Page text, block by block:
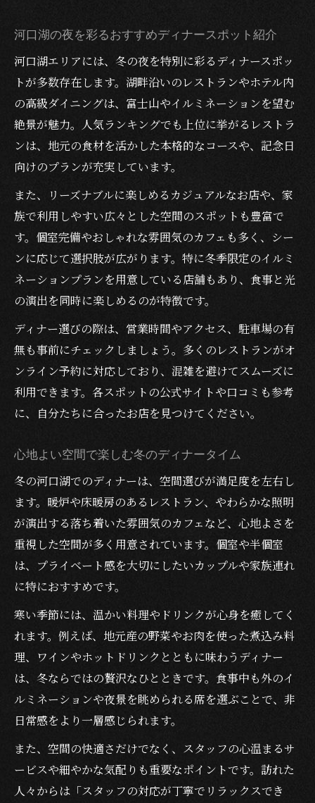
河口湖の夜を彩るおすすめディナースポット紹介
河口湖エリアには、冬の夜を特別に彩るディナースポッ
トが多数存在します。湖畔沿いのレストランやホテル内
の高級ダイニングは、富士山やイルミネーションを望む
絶景が魅力。人気ランキングでも上位に挙がるレストラ
ンは、地元の食材を活かした本格的なコースや、記念日
向けのプランが充実しています。
また、リーズナブルに楽しめるカジュアルなお店や、家
族で利用しやすい広々とした空間のスポットも豊富で
す。個室完備やおしゃれな雰囲気のカフェも多く、シー
ンに応じて選択肢が広がります。特に冬季限定のイルミ
ネーションプランを用意している店舗もあり、食事と光
の演出を同時に楽しめるのが特徴です。
ディナー選びの際は、営業時間やアクセス、駐車場の有
無も事前にチェックしましょう。多くのレストランがオ
ンライン予約に対応しており、混雑を避けてスムーズに
利用できます。各スポットの公式サイトや口コミも参考
に、自分たちに合ったお店を見つけてください。
心地よい空間で楽しむ冬のディナータイム
冬の河口湖でのディナーは、空間選びが満足度を左右し
ます。暖炉や床暖房のあるレストラン、やわらかな照明
が演出する落ち着いた雰囲気のカフェなど、心地よさを
重視した空間が多く用意されています。個室や半個室
は、プライベート感を大切にしたいカップルや家族連れ
に特におすすめです。
寒い季節には、温かい料理やドリンクが心身を癒してく
れます。例えば、地元産の野菜やお肉を使った煮込み料
理、ワインやホットドリンクとともに味わうディナー
は、冬ならではの贅沢なひとときです。食事中も外のイ
ルミネーションや夜景を眺められる席を選ぶことで、非
日常感をより一層感じられます。
また、空間の快適さだけでなく、スタッフの心温まるサ
ービスや細やかな気配りも重要なポイントです。訪れた
人々からは「スタッフの対応が丁寧でリラックスでき